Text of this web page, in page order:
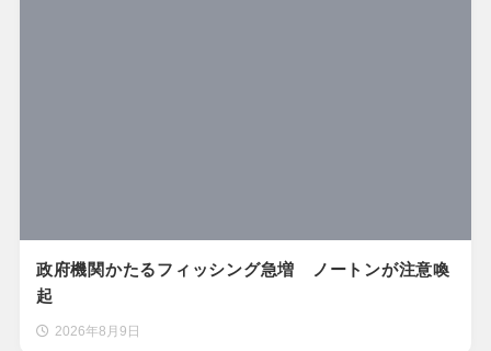
政府機関かたるフィッシング急増 ノートンが注意喚
起
2026年8月9日